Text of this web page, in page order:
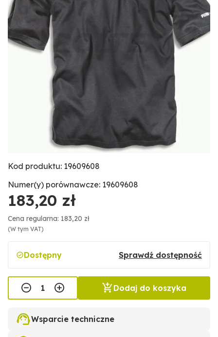
Kod produktu: 19609608
Numer(y) porównawcze: 19609608
183,20 zł
Cena regularna: 183,20 zł
(W tym VAT)
Dostępny Sprawdź dostępność
Dodaj do koszyka
Wsparcie techniczne